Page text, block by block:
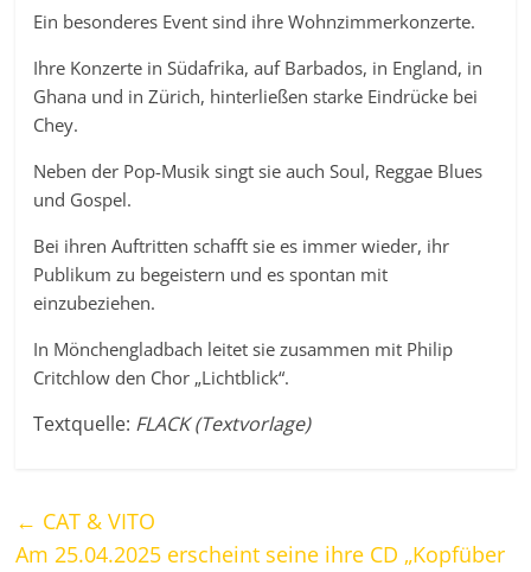
Ein besonderes Event sind ihre Wohnzimmerkonzerte.
Ihre Konzerte in Südafrika, auf Barbados, in England, in
Ghana und in Zürich, hinterließen starke Eindrücke bei
Chey.
Neben der Pop-Musik singt sie auch Soul, Reggae Blues
und Gospel.
Bei ihren Auftritten schafft sie es immer wieder, ihr
Publikum zu begeistern und es spontan mit
einzubeziehen.
In Mönchengladbach leitet sie zusammen mit Philip
Critchlow den Chor „Lichtblick“.
Textquelle: FLACK (Textvorlage)
← CAT & VITO
Am 25.04.2025 erscheint seine ihre CD „Kopfüber